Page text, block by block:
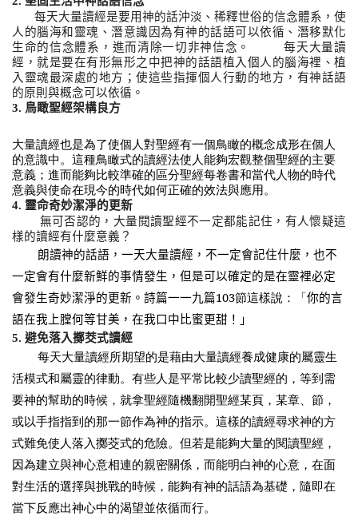
每天大量讀經是要用神的話沖淡、稀釋世俗的信念體系，使
人的腦海和靈魂、潛意識因為有神的話語可以依循、潛移默化
生命的信念體系，進而清除一切非神信念。
每天大量讀
經，就是要在有形無形之中把神的話語植入個人的腦海裡、植
入靈魂最深處的地方；使這些指揮個人行動的地方，有神話語
的原則與概念可以依循。
3. 鳥瞰聖經架構良方
大量讀經也是為了使個人對聖經有一個鳥瞰的概念成形在個人
的意識中。這種鳥瞰式的讀經法使人能夠宏觀整個聖經的主要
意義；進而能夠比較準確的區分聖經每卷書和當代人物的時代
意義與使命在現今的時代如何正確的效法與應用。
4. 靈命奇妙潔淨的更新
無可否認的，大量閱讀聖經不一定都能記住，有人懷疑這
樣的讀經有什麼意義？
朗讀神的話語，一天大量讀經，不一定會記住什麼，也不
一定會有什麼新鮮的事情發生，但是可以確定的是在靈裡必定
會發生奇妙潔淨的更新。詩篇一一九篇103節這樣說：「你的言
語在我上膛何等甘美，在我口中比蜜更甜！
」
5. 避免落入擲茭式讀經
每天大量讀經所期望的是藉由大量讀經養成健康的屬靈生
活模式和屬靈的律動。有些人是平常比較少讀聖經的，等到需
要神的幫助的時候，就拿聖經隨機翻開聖經某頁，某章、節，
或以手指指到的那一節作為神的指示。這樣的讀經尋求神的方
式難免使人落入擲茭式的危險。但若是能夠大量的閱讀聖經，
因為建立與神心意相連的親密關係，而能明白神的心意，在面
對生活的選擇與挑戰的時候，能夠有神的話語為基礎，隨即在
當下反應出神心中的渴望並依循而行。